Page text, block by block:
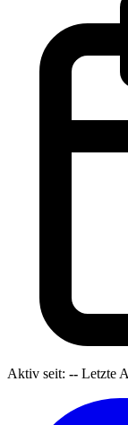
Aktiv seit: -- Letzte